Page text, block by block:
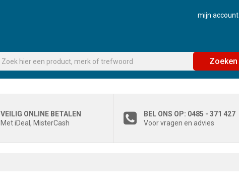
mijn account
Zoeken
VEILIG ONLINE BETALEN
Met iDeal, MisterCash
BEL ONS OP: 0485 - 371 427
Voor vragen en advies